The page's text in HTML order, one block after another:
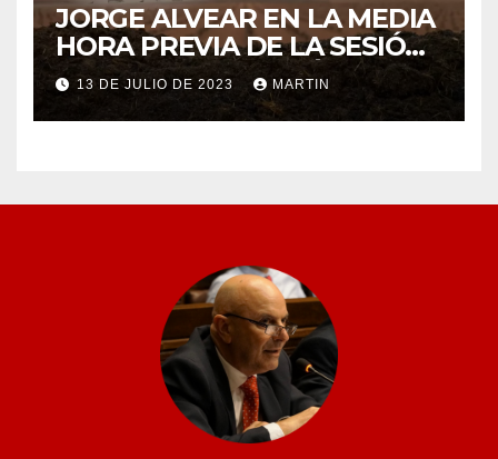
JORGE ALVEAR EN LA MEDIA
HORA PREVIA DE LA SESIÓN
ORDINARIA DEL MIÉRCOLES
12 DE JULIO
13 DE JULIO DE 2023 MARTIN